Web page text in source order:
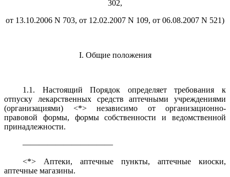
302,
от 13.10.2006 N 703, от 12.02.2007 N 109, от 06.08.2007 N 521)
I. Общие положения
1.1. Настоящий Порядок определяет требования к
отпуску лекарственных средств аптечными учреждениями
(организациями) <*> независимо от организационно-
правовой формы, формы собственности и ведомственной
принадлежности.
———————————
<*> Аптеки, аптечные пункты, аптечные киоски,
аптечные магазины.